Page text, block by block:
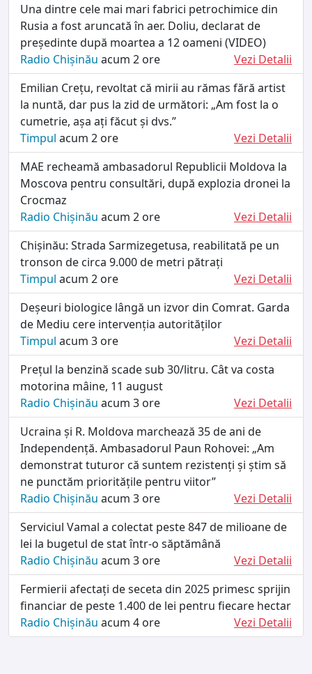
Una dintre cele mai mari fabrici petrochimice din
Rusia a fost aruncată în aer. Doliu, declarat de
președinte după moartea a 12 oameni (VIDEO)
Radio Chișinău acum 2 ore
Vezi Detalii
Emilian Crețu, revoltat că mirii au rămas fără artist
la nuntă, dar pus la zid de următori: „Am fost la o
cumetrie, așa ați făcut și dvs.”
Timpul acum 2 ore
Vezi Detalii
MAE recheamă ambasadorul Republicii Moldova la
Moscova pentru consultări, după explozia dronei la
Crocmaz
Radio Chișinău acum 2 ore
Vezi Detalii
Chișinău: Strada Sarmizegetusa, reabilitată pe un
tronson de circa 9.000 de metri pătrați
Timpul acum 2 ore
Vezi Detalii
Deșeuri biologice lângă un izvor din Comrat. Garda
de Mediu cere intervenția autorităților
Timpul acum 3 ore
Vezi Detalii
Prețul la benzină scade sub 30/litru. Cât va costa
motorina mâine, 11 august
Radio Chișinău acum 3 ore
Vezi Detalii
Ucraina și R. Moldova marchează 35 de ani de
Independență. Ambasadorul Paun Rohovei: „Am
demonstrat tuturor că suntem rezistenți și știm să
ne punctăm prioritățile pentru viitor”
Radio Chișinău acum 3 ore
Vezi Detalii
Serviciul Vamal a colectat peste 847 de milioane de
lei la bugetul de stat într-o săptămână
Radio Chișinău acum 3 ore
Vezi Detalii
Fermierii afectați de seceta din 2025 primesc sprijin
financiar de peste 1.400 de lei pentru fiecare hectar
Radio Chișinău acum 4 ore Vezi Detalii